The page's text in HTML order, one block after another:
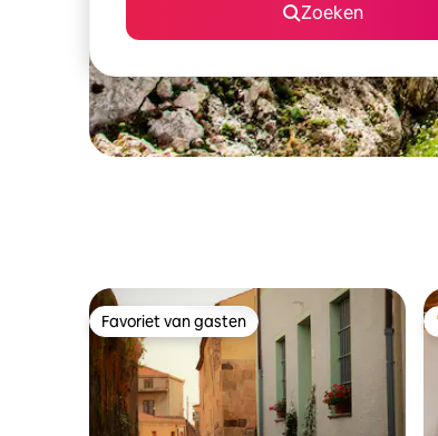
Zoeken
Favoriet van gasten
Favoriet van gasten